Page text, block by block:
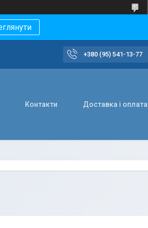
+380 (95) 541-13-77
Контакти Доставка і оплата